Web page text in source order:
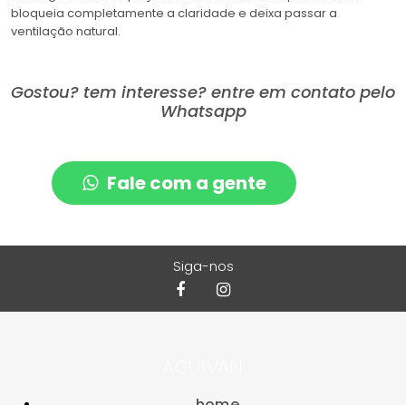
bloqueia completamente a claridade e deixa passar a
ventilação natural.
Gostou? tem interesse? entre em contato pelo
Whatsapp
Fale com a gente
Siga-nos